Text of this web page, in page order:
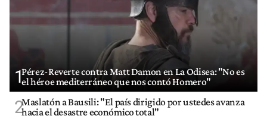
1Pérez-Reverte contra Matt Damon en La Odisea: "No es
el héroe mediterráneo que nos contó Homero"
2Maslatón a Bausili: "El país dirigido por ustedes avanza
hacia el desastre económico total"